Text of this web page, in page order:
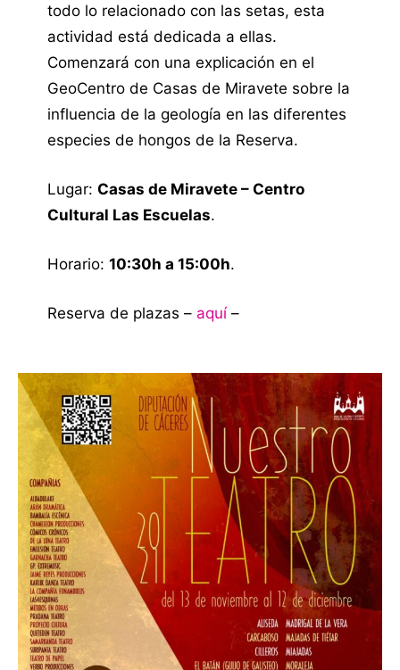
todo lo relacionado con las setas, esta
actividad está dedicada a ellas.
Comenzará con una explicación en el
GeoCentro de Casas de Miravete sobre la
influencia de la geología en las diferentes
especies de hongos de la Reserva.
Lugar: Casas de Miravete – Centro
Cultural Las Escuelas.
Horario: 10:30h a 15:00h.
Reserva de plazas – aquí –